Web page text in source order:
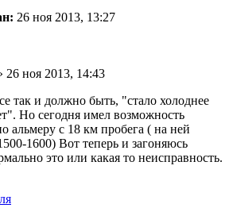
26 ноя 2013, 13:27
26 ноя 2013, 14:43
так и должно быть, "стало холоднее
Но сегодня имел возможность
альмеру с 18 км пробега ( на ней
1600) Вот теперь и загоняюсь
это или какая то неисправность.